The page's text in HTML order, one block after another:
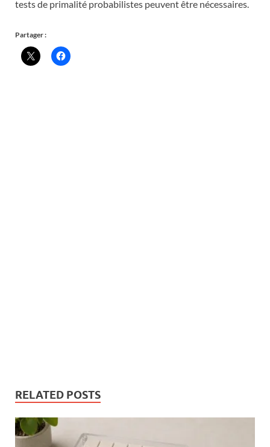
tests de primalité probabilistes peuvent être nécessaires.
Partager :
RELATED POSTS